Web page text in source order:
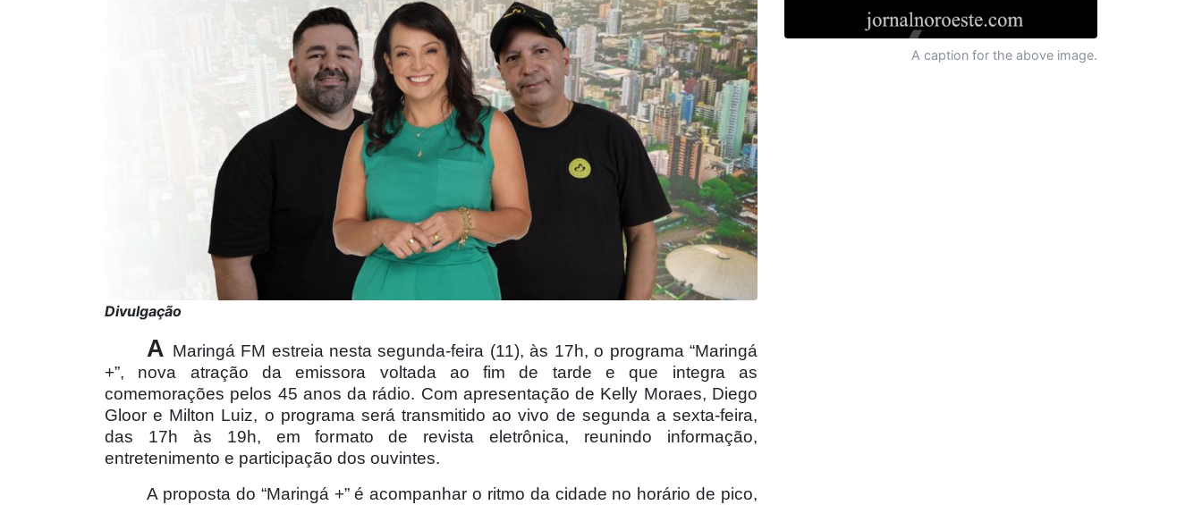
Divulgação
A Maringá FM estreia nesta segunda-feira (11), às 17h, o programa “Maringá
+”, nova atração da emissora voltada ao fim de tarde e que integra as
comemorações pelos 45 anos da rádio. Com apresentação de Kelly Moraes, Diego
Gloor e Milton Luiz, o programa será transmitido ao vivo de segunda a sexta-feira,
das 17h às 19h, em formato de revista eletrônica, reunindo informação,
entretenimento e participação dos ouvintes.
A proposta do “Maringá +” é acompanhar o ritmo da cidade no horário de pico,
A caption for the above image.